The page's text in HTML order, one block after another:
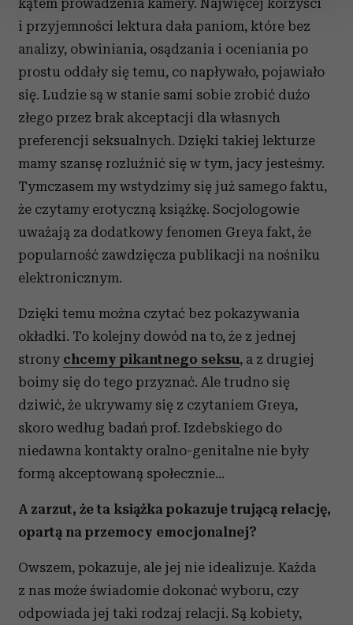
zmienić lub wycofać swoją zgodę w dowolnej chwili.
Wykorzystujemy pliki cookie do spersonalizowania treści
i reklam, aby oferować funkcje społecznościowe i
analizować ruch w naszej witrynie. Informacje o tym, jak
korzystasz z naszej witryny, udostępniamy partnerom
społecznościowym, reklamowym i analitycznym.
Partnerzy mogą połączyć te informacje z innymi danymi
otrzymanymi od Ciebie lub uzyskanymi podczas
korzystania z ich usług.
i przyjemności lektura dała paniom, które bez
analizy, obwiniania, osądzania i oceniania po
prostu oddały się temu, co napływało, pojawiało
się. Ludzie są w stanie sami sobie zrobić dużo
złego przez brak akceptacji dla własnych
preferencji seksualnych. Dzięki takiej lekturze
mamy szansę rozluźnić się w tym, jacy jesteśmy.
Tymczasem my wstydzimy się już samego faktu,
że czytamy erotyczną książkę. Socjologowie
uważają za dodatkowy fenomen Greya fakt, że
popularność zawdzięcza publikacji na nośniku
elektronicznym.
Dzięki temu można czytać bez pokazywania
okładki. To kolejny dowód na to, że z jednej
strony chcemy pikantnego seksu, a z drugiej
boimy się do tego przyznać. Ale trudno się
dziwić, że ukrywamy się z czytaniem Greya,
skoro według badań prof. Izdebskiego do
niedawna kontakty oralno-genitalne nie były
formą akceptowaną społecznie…
A zarzut, że ta książka pokazuje trującą relację,
opartą na przemocy emocjonalnej?
Owszem, pokazuje, ale jej nie idealizuje. Każda
z nas może świadomie dokonać wyboru, czy
odpowiada jej taki rodzaj relacji. Są kobiety,